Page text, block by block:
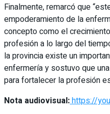
Finalmente, remarcó que
empoderamiento de la
concepto como el
profesión a lo largo del
la provincia existe un
enfermería y sostuvo que
para fortalecer la profesión
Nota audiovisual:https://